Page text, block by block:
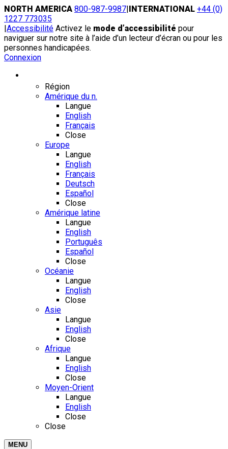
Skip
to
content
NORTH AMERICA 800-987-9987|INTERNATIONAL +44 (0)
1227 773035
|Accessibilité Activez le mode d’accessibilité pour
naviguer sur notre site à l’aide d’un lecteur d’écran ou pour les
personnes handicapées.
Connexion
Région
Amérique du n.
Langue
English
Français
Close
Europe
Langue
English
Français
Deutsch
Español
Close
Amérique latine
Langue
English
Português
Español
Close
Océanie
Langue
English
Close
Asie
Langue
English
Close
Afrique
Langue
English
Close
Moyen-Orient
Langue
English
Close
Close
MENU